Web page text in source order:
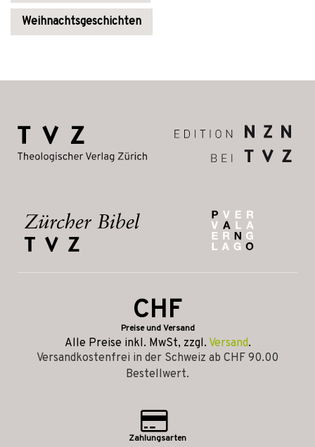
Weihnachtsgeschichten
CHF
Preise und Versand
Alle Preise inkl. MwSt, zzgl. Versand.
Versandkostenfrei in der Schweiz ab CHF 90.00
Bestellwert.
Zahlungsarten